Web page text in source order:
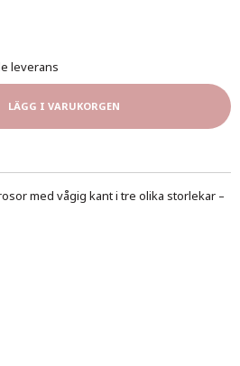
leverans
LÄGG I VARUKORGEN
med vågig kant i tre olika storlekar –